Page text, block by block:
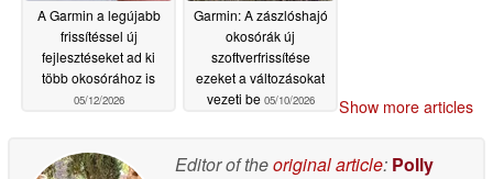
A Garmin a legújabb
frissítéssel új
fejlesztéseket ad ki
több okosórához is
05/12/2026
Garmin: A zászlóshajó
okosórák új
szoftverfrissítése
ezeket a változásokat
vezeti be 05/10/2026 Show more articles
Editor of theoriginal article: Polly